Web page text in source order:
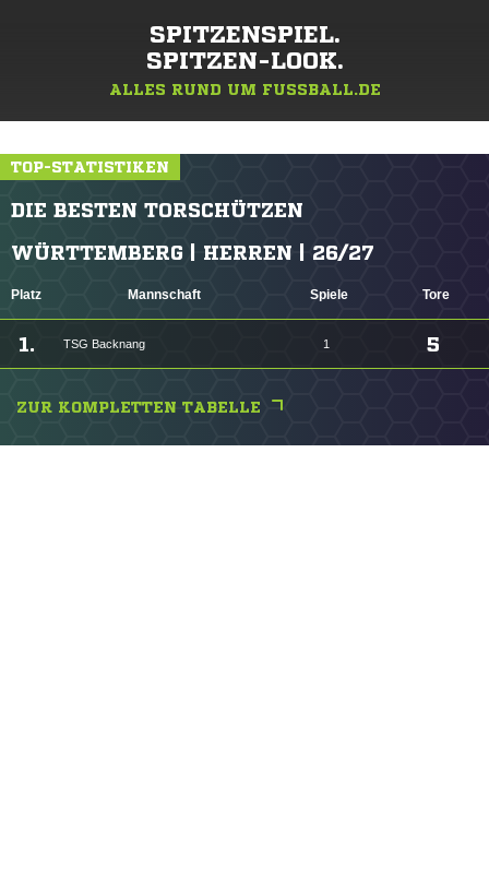
SPITZENSPIEL.
SPITZEN-LOOK.
ALLES RUND UM FUSSBALL.DE
TOP-STATISTIKEN
DIE BESTEN TORSCHÜTZEN
WÜRTTEMBERG | HERREN | 26/27
Platz Mannschaft Spiele Tore
1. TSG Backnang 1 5
ZUR KOMPLETTEN TABELLE